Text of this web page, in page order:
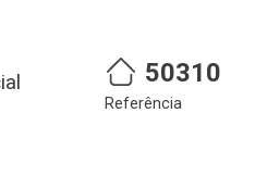
50310
Referência